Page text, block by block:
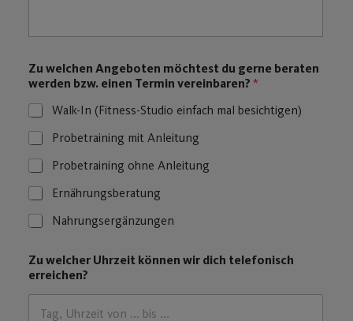
f
n
E
M
-
A
d
r
e
s
e
Zu welchen Angeboten möchtest du gerne beraten
werden bzw. einen Termin vereinbaren? *
Walk-In (Fitness-Studio einfach mal besichtigen)
Probetraining mit Anleitung
Probetraining ohne Anleitung
Ernährungsberatung
Nahrungsergänzungen
Zu welcher Uhrzeit können wir dich telefonisch
erreichen?